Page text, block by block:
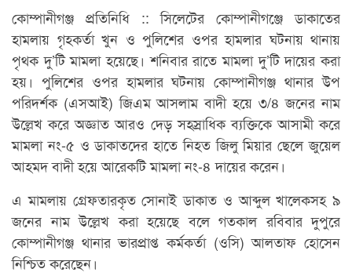
কোম্পানীগঞ্জ প্রতিনিধি :: সিলেটের কোম্পানীগঞ্জে ডাকাতের
হামলায় গৃহকর্তা খুন ও পুলিশের ওপর হামলার ঘটনায় থানায়
পৃথক দু’টি মামলা হয়েছে। শনিবার রাতে মামলা দু’টি দায়ের করা
হয়। পুলিশের ওপর হামলার ঘটনায় কোম্পানীগঞ্জ থানার উপ
পরিদর্শক (এসআই) জিএম আসলাম বাদী হয়ে ৩/৪ জনের নাম
উল্লেখ করে অজ্ঞাত আরও দেড় সহস্রাধিক ব্যক্তিকে আসামী করে
মামলা নং-৫ ও ডাকাতদের হাতে নিহত জিলু মিয়ার ছেলে জুয়েল
আহমদ বাদী হয়ে আরেকটি মামলা নং-৪ দায়ের করেন।
এ মামলায় গ্রেফতারকৃত সোনাই ডাকাত ও আব্দুল খালেকসহ ৯
জনের নাম উল্লেখ করা হয়েছে বলে গতকাল রবিবার দুপুরে
কোম্পানীগঞ্জ থানার ভারপ্রাপ্ত কর্মকর্তা (ওসি) আলতাফ হোসেন
নিশ্চিত করেছেন।